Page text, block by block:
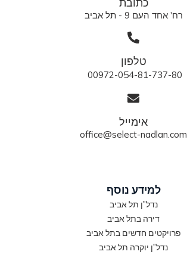
רח' אחד העם 9 - תל אביב
טלפון
00972-054-81-737-80
אימייל
office@select-nadlan.com
למידע נוסף
נדל"ן תל אביב
דירה בתל אביב
פרויקטים חדשים בתל אביב
נדל"ן יוקרה תל אביב